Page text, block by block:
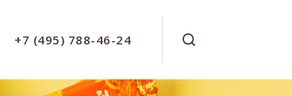
+7 (495) 788-46-24